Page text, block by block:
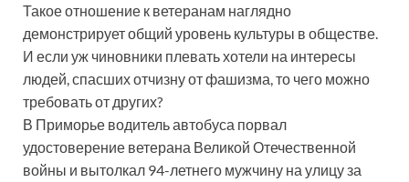
Такое отношение к ветеранам наглядно
демонстрирует общий уровень культуры в обществе.
И если уж чиновники плевать хотели на интересы
людей, спасших отчизну от фашизма, то чего можно
требовать от других?
В Приморье водитель автобуса порвал
удостоверение ветерана Великой Отечественной
войны и вытолкал 94-летнего мужчину на улицу за